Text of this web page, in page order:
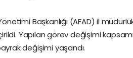
Başkanlığı (AFAD) il
Yapılan görev değişimi
değişimi yaşandı.